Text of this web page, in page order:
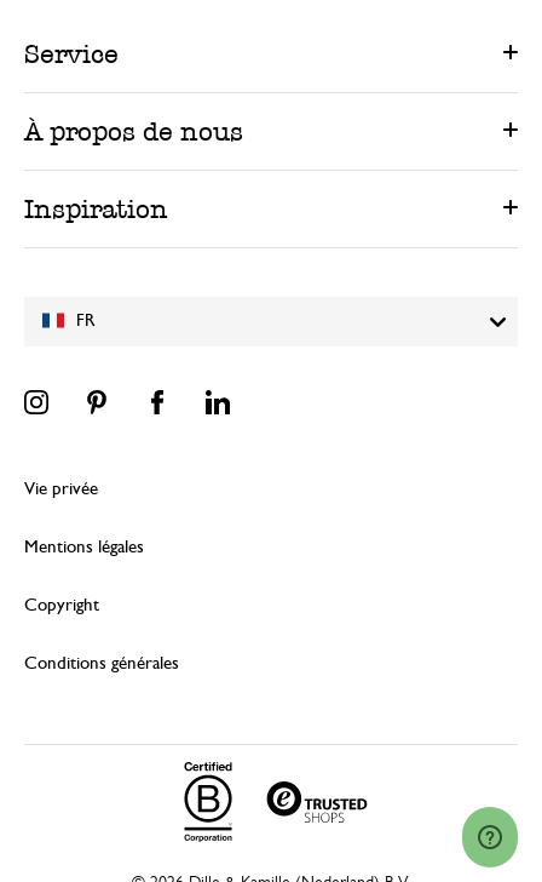
FR
Service
À propos de nous
Inspiration
Vie privée
Mentions légales
Copyright
Conditions générales